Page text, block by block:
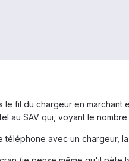
le fil du chargeur en
au SAV qui, voyant le
téléphone avec un chargeur,